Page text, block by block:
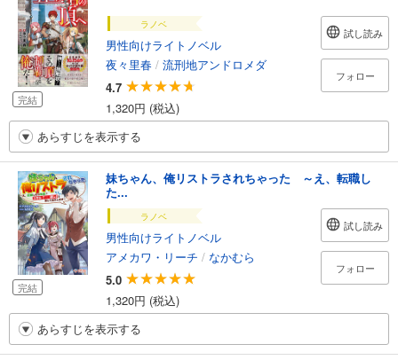
完結
ラノベ
男性向けライトノベル
夜々里春 / 流刑地アンドロメダ
4.7
1,320円 (税込)
試し読み
フォロー
あらすじを表示する
完結
妹ちゃん、俺リストラされちゃった ～え、転職し
た...
ラノベ
男性向けライトノベル
アメカワ・リーチ / なかむら
5.0
1,320円 (税込)
試し読み
フォロー
あらすじを表示する